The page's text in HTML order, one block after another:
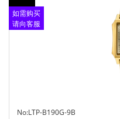
如需购买
请向客服
No:LTP-B190G-9B